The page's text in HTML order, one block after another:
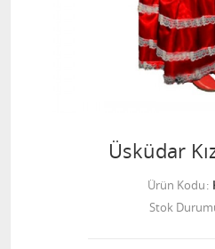
Üsküdar
Ürün Kodu
Stok